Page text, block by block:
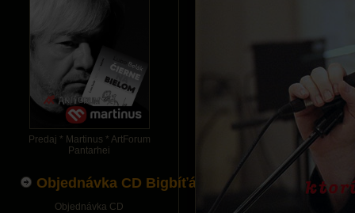
Predaj * Martinus * ArtForum
Pantarhei
Objednávka CD Bigbíťák
Objednávka CD